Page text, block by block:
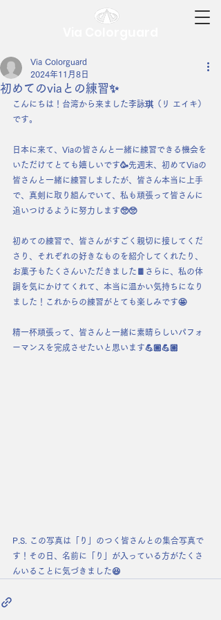
初めてのviaとの練習✨
Via Colorguard
2024年11月8日
こんにちは！台湾から来ました李詠琪（リ エイキ）
です。
日本に来て、Viaの皆さんと一緒に練習できる機会を
いただけてとても嬉しいです🥳先週末、初めてViaの
皆さんと一緒に練習しましたが、皆さん本当に上手
で、真剣に取り組んでいて、私も頑張って皆さんに
追いつけるように努力します🥺🥺
初めての練習で、皆さんがすごく親切に接してくだ
さり、それぞれの好きなものを紹介してくれたり、
お菓子もたくさんいただきました🍫さらに、私の体
調を気にかけてくれて、本当に温かい気持ちになり
ました！これからの練習がとても楽しみです🤩
精一杯頑張って、皆さんと一緒に素晴らしいパフォ
ーマンスを完成させたいと思います💪🏼💪🏼
P.S. この写真は「り」のつく皆さんとの集合写真で
す！その日、名前に「り」が入っている方がたくさ
んいることに気づきました😆